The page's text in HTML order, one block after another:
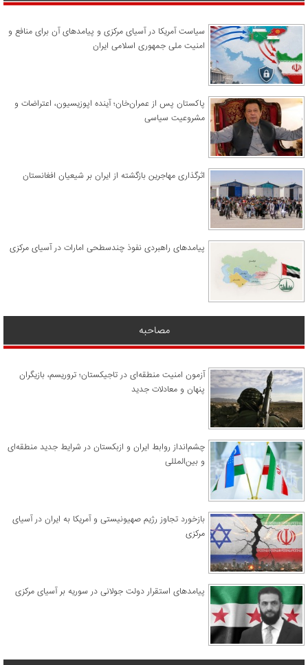
سیاست آمریکا در آسیای مرکزی و پیامدهای آن برای منافع و
امنیت ملی جمهوری اسلامی ایران
پاکستان پس از عمران‌خان؛ آینده اپوزیسیون، اعتراضات و
مشروعیت سیاسی
اثرگذاری مهاجرین بازگشته از ایران بر شیعیان افغانستان
پیامدهای راهبردی نفوذ چندسطحی امارات در آسیای مرکزی
مصاحبه
آزمون امنیت منطقه‌ای در تاجیکستان؛ تروریسم، بازیگران
پنهان و معادلات جدید
چشم‌انداز روابط ایران و ازبکستان در شرایط جدید منطقه‌ای
و بین‌المللی
​بازخورد تجاوز رژیم صهیونیستی و آمریکا به ایران در آسیای
مرکزی
پیامدهای استقرار دولت جولانی در سوریه بر آسیای مرکزی